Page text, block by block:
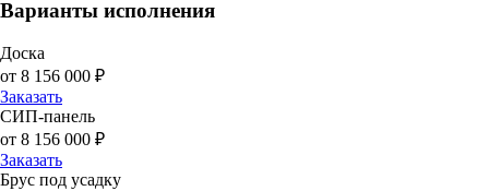
Варианты исполнения
Доска
от 8 156 000 ₽
Заказать
СИП-панель
от 8 156 000 ₽
Заказать
Брус под усадку